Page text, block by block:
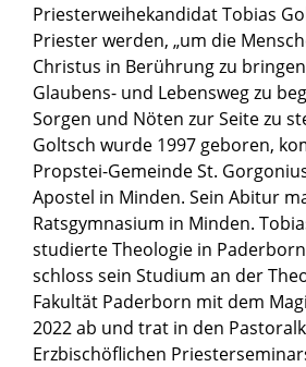
Priesterweihekandidat Tobias
Priester werden, „um die
Christus in Berührung zu
Glaubens- und Lebensweg zu
Sorgen und Nöten zur Seite zu
Goltsch wurde 1997 geboren,
Propstei-Gemeinde St.
Apostel in Minden. Sein Abitur
Ratsgymnasium in Minden.
studierte Theologie in
schloss sein Studium an der
Fakultät Paderborn mit dem
2022 ab und trat in den
Erzbischöflichen